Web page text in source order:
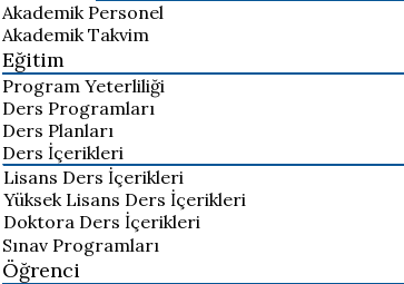
Akademik Personel
Akademik Takvim
Eğitim
Program Yeterliliği
Ders Programları
Ders Planları
Ders İçerikleri
Lisans Ders İçerikleri
Yüksek Lisans Ders İçerikleri
Doktora Ders İçerikleri
Sınav Programları
Öğrenci